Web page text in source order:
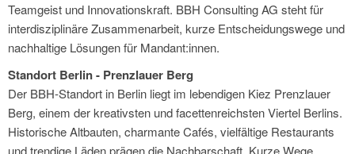
Teamgeist und Innovationskraft. BBH Consulting AG steht für
interdisziplinäre Zusammenarbeit, kurze Entscheidungswege und
nachhaltige Lösungen für Mandant:innen.
Standort Berlin - Prenzlauer Berg
Der BBH-Standort in Berlin liegt im lebendigen Kiez Prenzlauer
Berg, einem der kreativsten und facettenreichsten Viertel Berlins.
Historische Altbauten, charmante Cafés, vielfältige Restaurants